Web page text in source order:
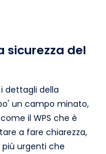
sicurezza del
dettagli della
un campo minato,
il WPS che è
a fare chiarezza,
urgenti che